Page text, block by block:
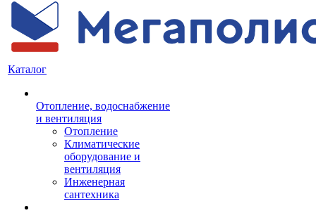
Каталог
Отопление, водоснабжение
и вентиляция
Отопление
Климатические
оборудование и
вентиляция
Инженерная
сантехника